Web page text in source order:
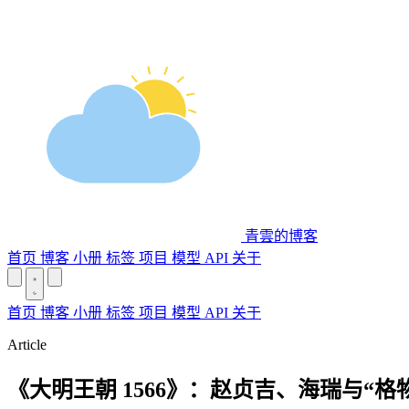
青雲的博客
首页 博客 小册 标签 项目 模型 API 关于
首页 博客 小册 标签 项目 模型 API 关于
Article
《大明王朝 1566》：赵贞吉、海瑞与“格